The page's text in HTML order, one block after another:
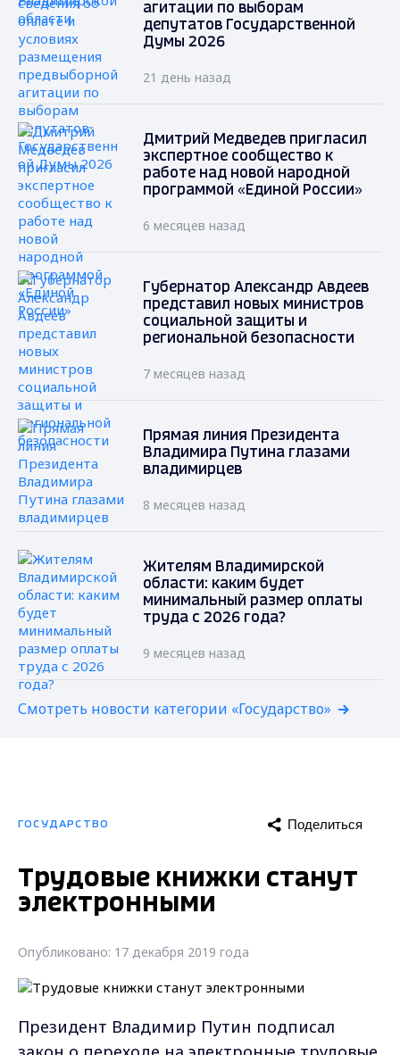
агитации по выборам
депутатов Государственной
Думы 2026
21 день назад
Дмитрий Медведев пригласил
экспертное сообщество к
работе над новой народной
программой «Единой России»
6 месяцев назад
Губернатор Александр Авдеев
представил новых министров
социальной защиты и
региональной безопасности
7 месяцев назад
Прямая линия Президента
Владимира Путина глазами
владимирцев
8 месяцев назад
Жителям Владимирской
области: каким будет
минимальный размер оплаты
труда с 2026 года?
9 месяцев назад
Смотреть новости категории «Государство»
ГОСУДАРСТВО Поделиться
Трудовые книжки станут
электронными
Опубликовано: 17 декабря 2019 года
Президент Владимир Путин подписал